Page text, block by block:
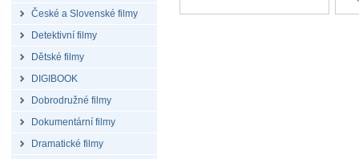
České a Slovenské filmy
Detektivní filmy
Dětské filmy
DIGIBOOK
Dobrodružné filmy
Dokumentární filmy
Dramatické filmy